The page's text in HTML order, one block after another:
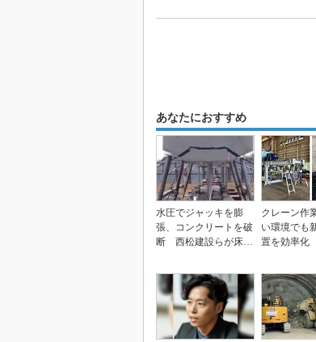
あなたにおすすめ
水圧でジャッキを膨
張、コンクリートを破
断 西松建設らが床版
クレーン作
い環境でも
置を効率化
治...